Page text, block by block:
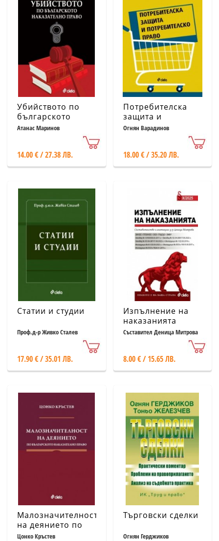
Убийството по
българското
наказателно
Атанас Маринов
14.00 € / 27.38 ЛВ.
Потребителска
защита и
потребителско
Огнян Варадинов
18.00 € / 35.20 ЛВ.
Статии и студии
Проф.д-р Живко Сталев
17.90 € / 35.01 ЛВ.
Изпълнение на
наказанията
Х/2025
Съставител Деница Митрова
8.00 € / 15.65 ЛВ.
Малозначителност
на деянието по
българското
Цонко Кръстев
Търговски сделки
Огнян Герджиков